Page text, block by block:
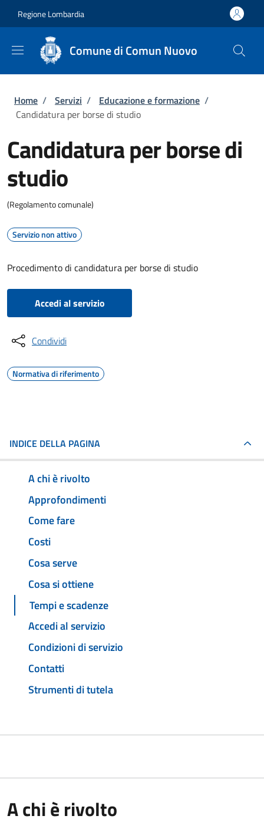
Regione Lombardia
Comune di Comun Nuovo
Briciole di pane
Home / Servizi / Educazione e formazione /
Candidatura per borse di studio
Candidatura per borse di
studio
(Regolamento comunale)
Servizio non attivo
Procedimento di candidatura per borse di studio
Accedi al servizio
Condividi
Normativa di riferimento
INDICE DELLA PAGINA
A chi è rivolto
Approfondimenti
Come fare
Costi
Cosa serve
Cosa si ottiene
Tempi e scadenze
Accedi al servizio
Condizioni di servizio
Contatti
Strumenti di tutela
A chi è rivolto